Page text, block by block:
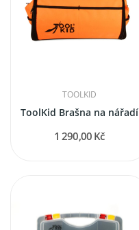
TOOLKID
ToolKid Brašna na nářadí
1 290,00 Kč